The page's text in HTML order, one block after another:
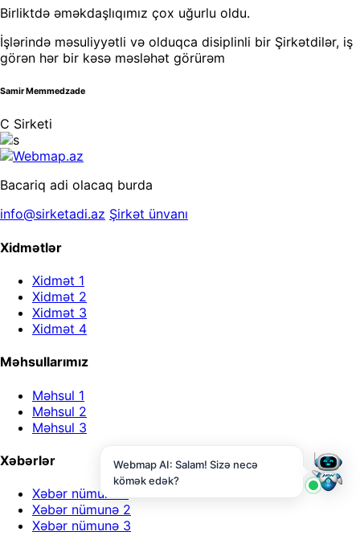
Birliktdə əməkdaşlıqımız çox uğurlu oldu.
İşlərində məsuliyyətli və olduqca disiplinli bir Şirkətdilər, iş
görən hər bir kəsə məsləhət görürəm
Samir Memmedzade
C Sirketi
Bacariq adi olacaq burda
info@sirketadi.az Şirkət ünvanı
Xidmətlər
Xidmət 1
Xidmət 2
Xidmət 3
Xidmət 4
Məhsullarımız
Məhsul 1
Məhsul 2
Məhsul 3
Xəbərlər
Xəbər nümunə 1
Xəbər nümunə 2
Xəbər nümunə 3
Webmap AI: Salam! Sizə necə
kömək edək?